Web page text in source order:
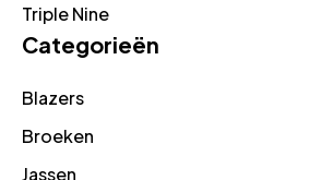
Triple Nine
Categorieën
Blazers
Broeken
Jassen